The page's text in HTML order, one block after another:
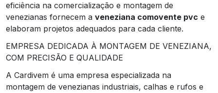
eficiência na comercialização e montagem de
venezianas fornecem a veneziana comovente pvc e
elaboram projetos adequados para cada cliente.
EMPRESA DEDICADA À MONTAGEM DE VENEZIANA,
COM PRECISÃO E QUALIDADE
A Cardivem é uma empresa especializada na
montagem de venezianas industriais, calhas e rufos e